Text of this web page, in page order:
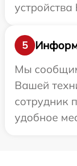
5
Мы
Вашей
сотрудник
удобное